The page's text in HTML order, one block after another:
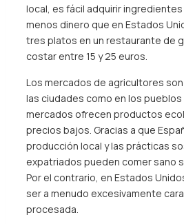
local, es fácil adquirir
menos dinero que en Estados
tres platos en un restaurante de
costar entre 15 y 25 euros.
Los mercados de agricultores
las ciudades como en los
mercados ofrecen productos
precios bajos. Gracias a que
producción local y las prácticas
expatriados pueden comer sano
Por el contrario, en Estados
ser a menudo excesivamente
procesada.